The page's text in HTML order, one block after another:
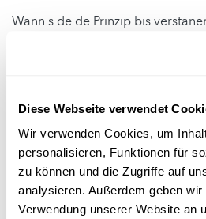
Diese Webseite verwendet
Wir verwenden Cookies, um
personalisieren, Funktionen für
zu können und die Zugriffe auf
analysieren. Außerdem geben
Verwendung unserer Website an
Wann s de de Prinzip bis
kreativ ginn an deng eegen
designen. A wann s de nach
An hei nach en anert Experiment
an eng Batterie brauchs: